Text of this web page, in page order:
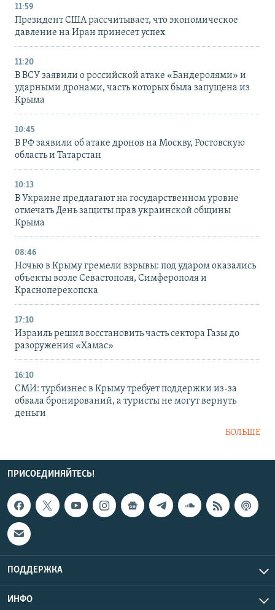
11:59
Президент США рассчитывает, что экономическое
давление на Иран принесет успех
11:20
В ВСУ заявили о российской атаке «Бандеролями» и
ударными дронами, часть которых была запущена из
Крыма
10:45
В РФ заявили об атаке дронов на Москву, Ростовскую
область и Татарстан
10:13
В Украине предлагают на государственном уровне
отмечать День защиты прав украинской общины
Крыма
08:46
Ночью в Крыму гремели взрывы: под ударом оказались
объекты возле Севастополя, Симферополя и
Красноперекопска
17:10
Израиль решил восстановить часть сектора Газы до
разоружения «Хамас»
16:10
СМИ: турбизнес в Крыму требует поддержки из-за
обвала бронирований, а туристы не могут вернуть
деньги
БОЛЬШЕ
ПРИСОЕДИНЯЙТЕСЬ!
ПОДДЕРЖКА
ИНФО